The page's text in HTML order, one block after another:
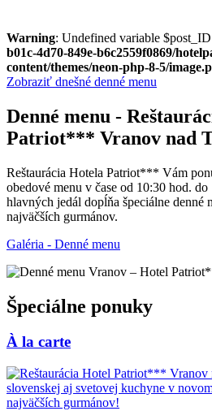
Warning: Undefined variable
b01c-4d70-849e-b6c2559f0869/
content/themes/neon-php-8-5/
Zobraziť dnešné denné menu
Denné menu -
Patriot*** Vranov nad
Reštaurácia Hotela Patriot*** Vám
obedové menu v čase od 10:30 hod.
hlavných jedál dopĺňa špeciálne denné
najväčších gurmánov.
Galéria - Denné menu
Špeciálne ponuky
À la carte
slovenskej aj svetovej kuchyne v
najväčších gurmánov!